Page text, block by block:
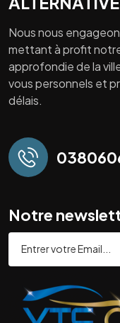
Nous nous
mettant à profit
approfondie de la
vous personnels et
délais.
Notre